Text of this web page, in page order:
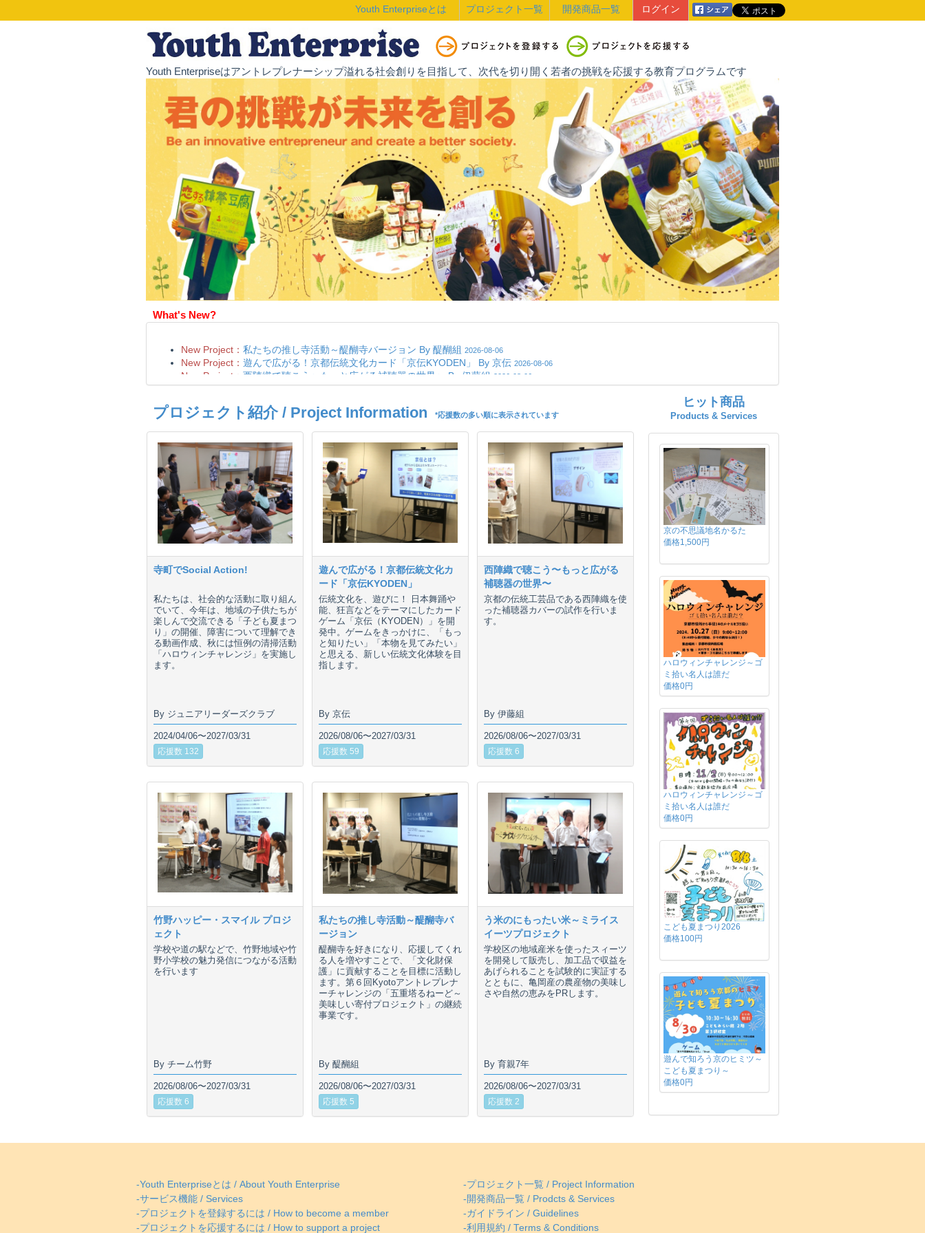
Youth Enterpriseとは プロジェクト一覧 開発商品一覧 ログイン
Youth Enterpriseはアントレプレナーシップ溢れる社会創りを目指して、次代を切り開く若者の挑戦を応援する教育プログラムです
What's New?
プロジェクト紹介 / Project Information *応援数の多い順に表示されています
寺町でSocial Action!
私たちは、社会的な活動に取り組ん
でいて、今年は、地域の子供たちが
楽しんで交流できる「子ども夏まつ
り」の開催、障害について理解でき
る動画作成、秋には恒例の清掃活動
「ハロウィンチャレンジ」を実施し
ます。
By ジュニアリーダーズクラブ
2024/04/06〜2027/03/31
応援数 132
遊んで広がる！京都伝統文化カ
ード「京伝KYODEN」
伝統文化を、遊びに！ 日本舞踊や
能、狂言などをテーマにしたカード
ゲーム「京伝（KYODEN）」を開
発中。ゲームをきっかけに、「もっ
と知りたい」「本物を見てみたい」
と思える、新しい伝統文化体験を目
指します。
By 京伝
2026/08/06〜2027/03/31
応援数 59
西陣織で聴こう〜もっと広がる
補聴器の世界〜
京都の伝統工芸品である西陣織を使
った補聴器カバーの試作を行いま
す。
By 伊藤組
2026/08/06〜2027/03/31
応援数 6
竹野ハッピー・スマイル プロジ
ェクト
学校や道の駅などで、竹野地域や竹
野小学校の魅力発信につながる活動
を行います
By チーム竹野
2026/08/06〜2027/03/31
応援数 6
私たちの推し寺活動～醍醐寺バ
ージョン
醍醐寺を好きになり、応援してくれ
る人を増やすことで、「文化財保
護」に貢献することを目標に活動し
ます。第６回Kyotoアントレプレナ
ーチャレンジの「五重塔るねーど～
美味しい寄付プロジェクト」の継続
事業です。
By 醍醐組
2026/08/06〜2027/03/31
応援数 5
う米のにもったい米～ミライス
イーツプロジェクト
学校区の地域産米を使ったスィーツ
を開発して販売し、加工品で収益を
あげられることを試験的に実証する
とともに、亀岡産の農産物の美味し
さや自然の恵みをPRします。
By 育親7年
2026/08/06〜2027/03/31
応援数 2
ヒット商品
Products & Services
京の不思議地名かるた
価格1,500円
ハロウィンチャレンジ～ゴ
ミ拾い名人は誰だ
価格0円
ハロウィンチャレンジ～ゴ
ミ拾い名人は誰だ
価格0円
こども夏まつり2026
価格100円
遊んで知ろう京のヒミツ～
こども夏まつり～
価格0円
-Youth Enterpriseとは / About Youth Enterprise
-プロジェクト一覧 / Project Information
-サービス機能 / Services
-開発商品一覧 / Prodcts & Services
-プロジェクトを登録するには / How to become a member
-ガイドライン / Guidelines
-プロジェクトを応援するには / How to support a project
-利用規約 / Terms & Conditions